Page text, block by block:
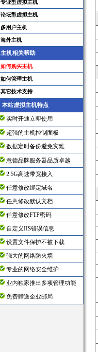
专业型虚拟主机
论坛型虚拟主机
多用户主机
海外主机
主机相关帮助
如何购买主机
如何管理主机
其它技术支持
本站虚拟主机特点
实时开通立即使用
超强的主机控制面板
数据定时备份避免灾难
意德品牌服务器品质卓越
2.5G高速带宽接入
任意修改绑定域名
任意修改默认文档
任意修改FTP密码
自定义IIS错误信息
设置文件保护不被下载
强大的网络防火墙
专业的网络安全维护
业内独家推出多项管理功能
免费赠送企业邮局